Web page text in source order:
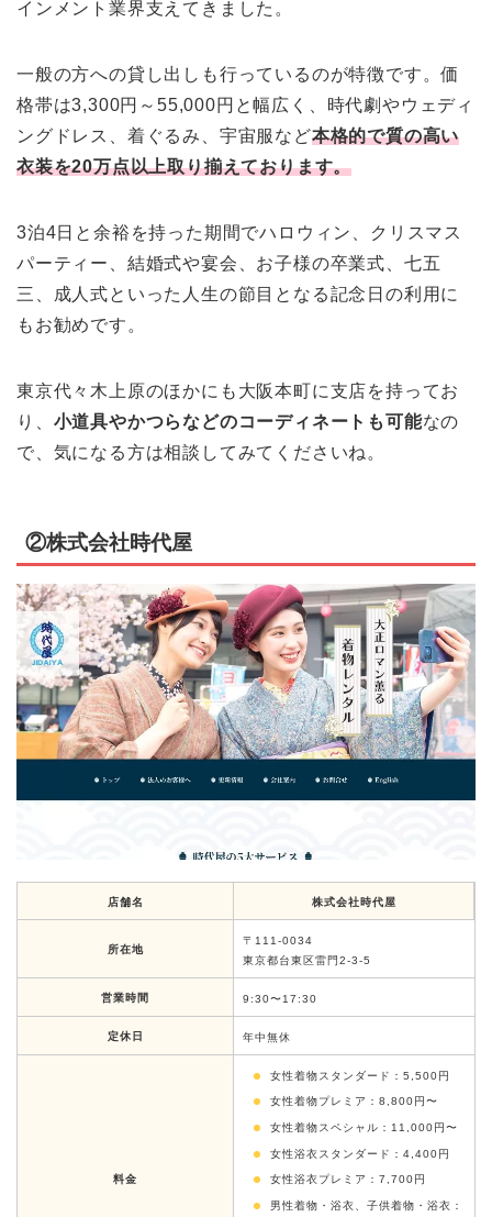
インメント業界支えてきました。
一般の方への貸し出しも行っているのが特徴です。価
格帯は3,300円～55,000円と幅広く、時代劇やウェディ
ングドレス、着ぐるみ、宇宙服など本格的で質の高い
衣装を20万点以上取り揃えております。
3泊4日と余裕を持った期間でハロウィン、クリスマス
パーティー、結婚式や宴会、お子様の卒業式、七五
三、成人式といった人生の節目となる記念日の利用に
もお勧めです。
東京代々木上原のほかにも大阪本町に支店を持ってお
り、 小道具やかつらなどのコーディネートも可能なの
で、気になる方は相談してみてくださいね。
②株式会社時代屋
店舗名 株式会社時代屋
所在地
〒111-0034
東京都台東区雷門2-3-5
営業時間 9:30〜17:30
定休日 年中無休
料金
女性着物スタンダード：5,500円
女性着物プレミア：8,800円〜
女性着物スペシャル：11,000円〜
女性浴衣スタンダード：4,400円
女性浴衣プレミア：7,700円
男性着物・浴衣、子供着物・浴衣：